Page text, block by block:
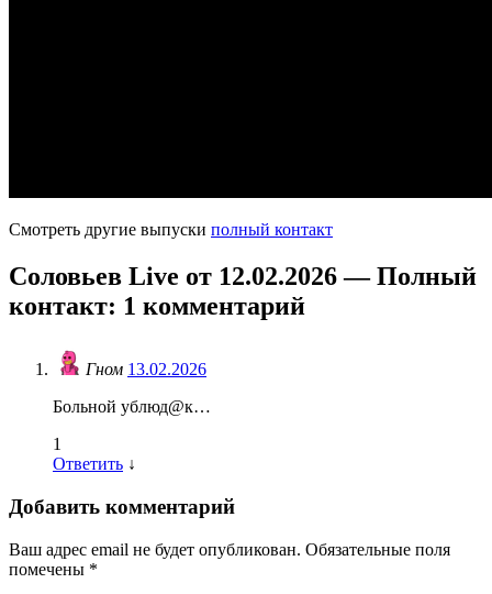
Смотреть другие выпуски полный контакт
Соловьев Live от 12.02.2026 — Полный
контакт: 1 комментарий
Гном 13.02.2026
Больной ублюд@к…
1
Ответить ↓
Добавить комментарий
Ваш адрес email не будет опубликован. Обязательные поля
помечены *